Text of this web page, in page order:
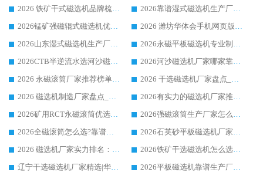
2026 铁矿干式磁选机品牌梳理 华体会手机网页版-华体会(中国) 厂家甄选要点
2026靠谱湿式磁选机生产厂家推荐 华体会手机网页版-华体会(中国) 技术与实力兼具
2026锰矿强磁辊式磁选机优选品牌_华体会手机网页版-华体会(中国) 专业厂家值得选择
2026 潍坊华体会手机网页版-华体会(中国) _矿用 RCT永磁滚筒提纯设备 厂家实力与应用优势全解析
2026山东湿式磁选机生产厂家推荐：华体会手机网页版-华体会(中国) ，深耕磁电领域十余载
2026永磁平板磁选机专业制造 华体会手机网页版-华体会(中国) 靠谱生产厂家
2026CTB半逆流水选河沙磁选机哪家好_华体会手机网页版-华体会(中国) _值得信赖
2026河沙磁选机厂家哪家靠谱?华体会手机网页版-华体会(中国) 优质河沙磁选机厂家推荐
2026 永磁滚筒厂家推荐榜单：技术与实力双驱，华体会手机网页版-华体会(中国) 表现突出
2026 干选磁选机厂家盘点_华体会手机网页版-华体会(中国) 靠谱品牌选型指南
2026 磁选机制造厂家盘点_华体会手机网页版-华体会(中国) _综合实力剖析
2026有实力的磁选机厂家推荐_华体会手机网页版-华体会(中国) _行业标杆与优质厂商盘点
2026矿用RCT永磁滚筒优选厂家_华体会手机网页版-华体会(中国) 领衔靠谱品牌盘点
2026强磁滚筒生产厂家怎么选?行业口碑推荐华体会手机网页版-华体会(中国)
2026全磁滚筒怎么选?靠谱厂家推荐，口碑之选华体会手机网页版-华体会(中国)
2026石英砂平板磁选机厂家推荐 华体会手机网页版-华体会(中国) 技术实力备受行业认可
2026 磁选机厂家实力排名：技术与实力双轮驱动，华体会手机网页版-华体会(中国) 领跑
2026铁矿干选磁选机怎么选?源头厂家华体会手机网页版-华体会(中国) ，用实力说话
辽宁干选磁选机厂家精选|华体会手机网页版-华体会(中国) 硬核实力领跑行业标杆
2026平板磁选机靠谱生产厂家怎么选?行业标杆华体会手机网页版-华体会(中国) ，凭硬实力脱颖而出